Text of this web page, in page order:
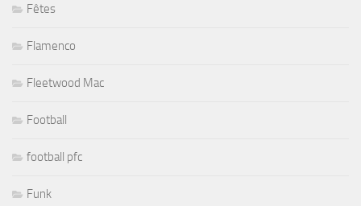
Fêtes
Flamenco
Fleetwood Mac
Football
football pfc
Funk